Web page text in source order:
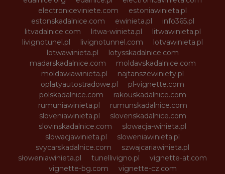
electroniceviniete.com
estoniawinieta.pl
estonskadalnice.com
ewinieta.pl
info365.pl
litvadalnice.com
litwa-winieta.pl
litwawinieta.pl
livignotunel.pl
livignotunnel.com
lotvawinieta.pl
lotwawinieta.pl
lotysskadalnice.com
madarskadalnice.com
moldavskadalnice.com
moldawiawinieta.pl
najtanszewiniety.pl
oplatyautostradowe.pl
pl-vignette.com
polskadalnice.com
rakouskadalnice.com
rumuniawinieta.pl
rumunskadalnice.com
sloveniawinieta.pl
slovenskadalnice.com
slovinskadalnice.com
slowacja-winieta.pl
slowacjawinieta.pl
sloweniawinieta.pl
svycarskadalnice.com
szwajcariawinieta.pl
słoweniawinieta.pl
tunellivigno.pl
vignette-at.com
vignette-bg.com
vignette-cz.com